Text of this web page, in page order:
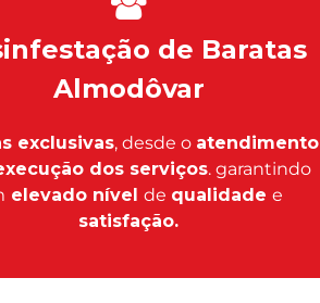
de Baratas
Almodôvar
exclusivas, desde o atendimento
dos serviços. garantindo
elevado nível de qualidade e
satisfação.